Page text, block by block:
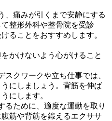
、痛みが引くまで安静にする
整形外科や整骨院を受診
ることをおすすめします。
かけないよう心がけること
スクワークや立ち仕事では、
にしましょう。背筋を伸ば
にします。
るために、適度な運動を取り
筋や背筋を鍛えるエクササ